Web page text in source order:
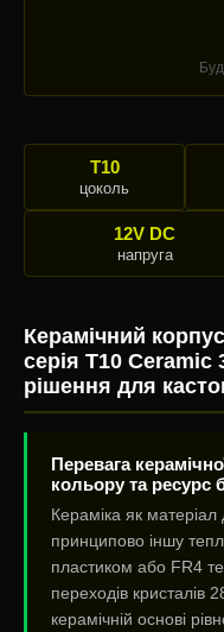
T10
цоколь
12V DC
напруга
Керамічний
серія T10
рішення для
Перевага
кольору та ресурс
Кераміка як
принципово іншу
пластиком або FR4
переходів кристалів
керамічній основі